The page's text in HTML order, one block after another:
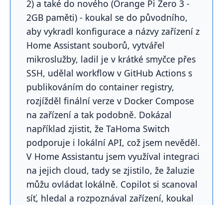
2) a také do nového (Orange Pi Zero 3 -
2GB paměti) - koukal se do původního,
aby vykradl konfigurace a názvy zařízení z
Home Assistant souborů, vytvářel
mikroslužby, ladil je v krátké smyčce přes
SSH, udělal workflow v GitHub Actions s
publikováním do container registry,
rozjížděl finální verze v Docker Compose
na zařízení a tak podobně. Dokázal
například zjistit, že TaHoma Switch
podporuje i lokální API, což jsem nevěděl.
V Home Assistantu jsem využíval integraci
na jejich cloud, tady se zjistilo, že žaluzie
můžu ovládat lokálně. Copilot si scanoval
síť, hledal a rozpoznával zařízení, koukal